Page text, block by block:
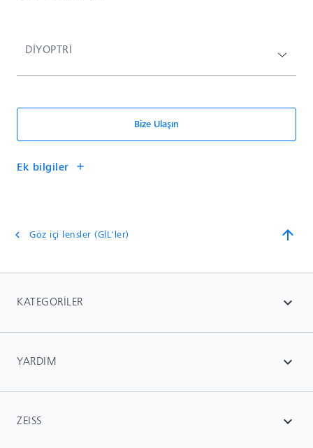
DIYOPTRI
Bize Ulaşın
Ek bilgiler add
chevron_left Göz içi lensler (GİL'ler) arrow_upward
KATEGORILER expand_more
YARDIM expand_more
ZEISS expand_more